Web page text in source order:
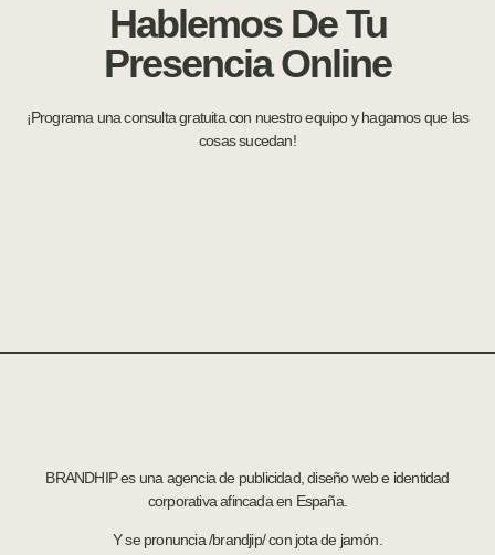
Hablemos De Tu
Presencia Online
¡Programa una consulta gratuita con nuestro equipo y hagamos que las
cosas sucedan!
BRANDHIP es una agencia de publicidad, diseño web e identidad
corporativa afincada en España.
Y se pronuncia /brandjip/ con jota de jamón.